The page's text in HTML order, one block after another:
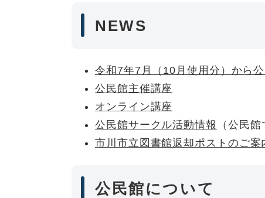
NEWS
令和7年7月（10月使用分）から
公民館主催講座
オンライン講座
公民館サークル活動情報
（公民
市川市立図書館返却ポストのご案
公民館について